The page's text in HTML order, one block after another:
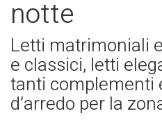
notte
Letti matrimoniali
e classici, letti
tanti complementi
d’arredo per la